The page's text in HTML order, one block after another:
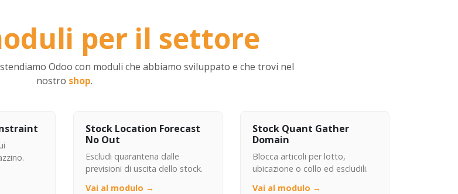
per il settore
Odoo con moduli che abbiamo sviluppato e che trovi nel
nostro shop.
Stock Location Forecast
No Out
Escludi quarantena dalle
previsioni di uscita dello stock.
Vai al modulo →
Stock Quant Gather
Domain
Blocca articoli per lotto,
ubicazione o collo ed escludili.
Vai al modulo →